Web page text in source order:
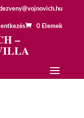
0 Elemek
–